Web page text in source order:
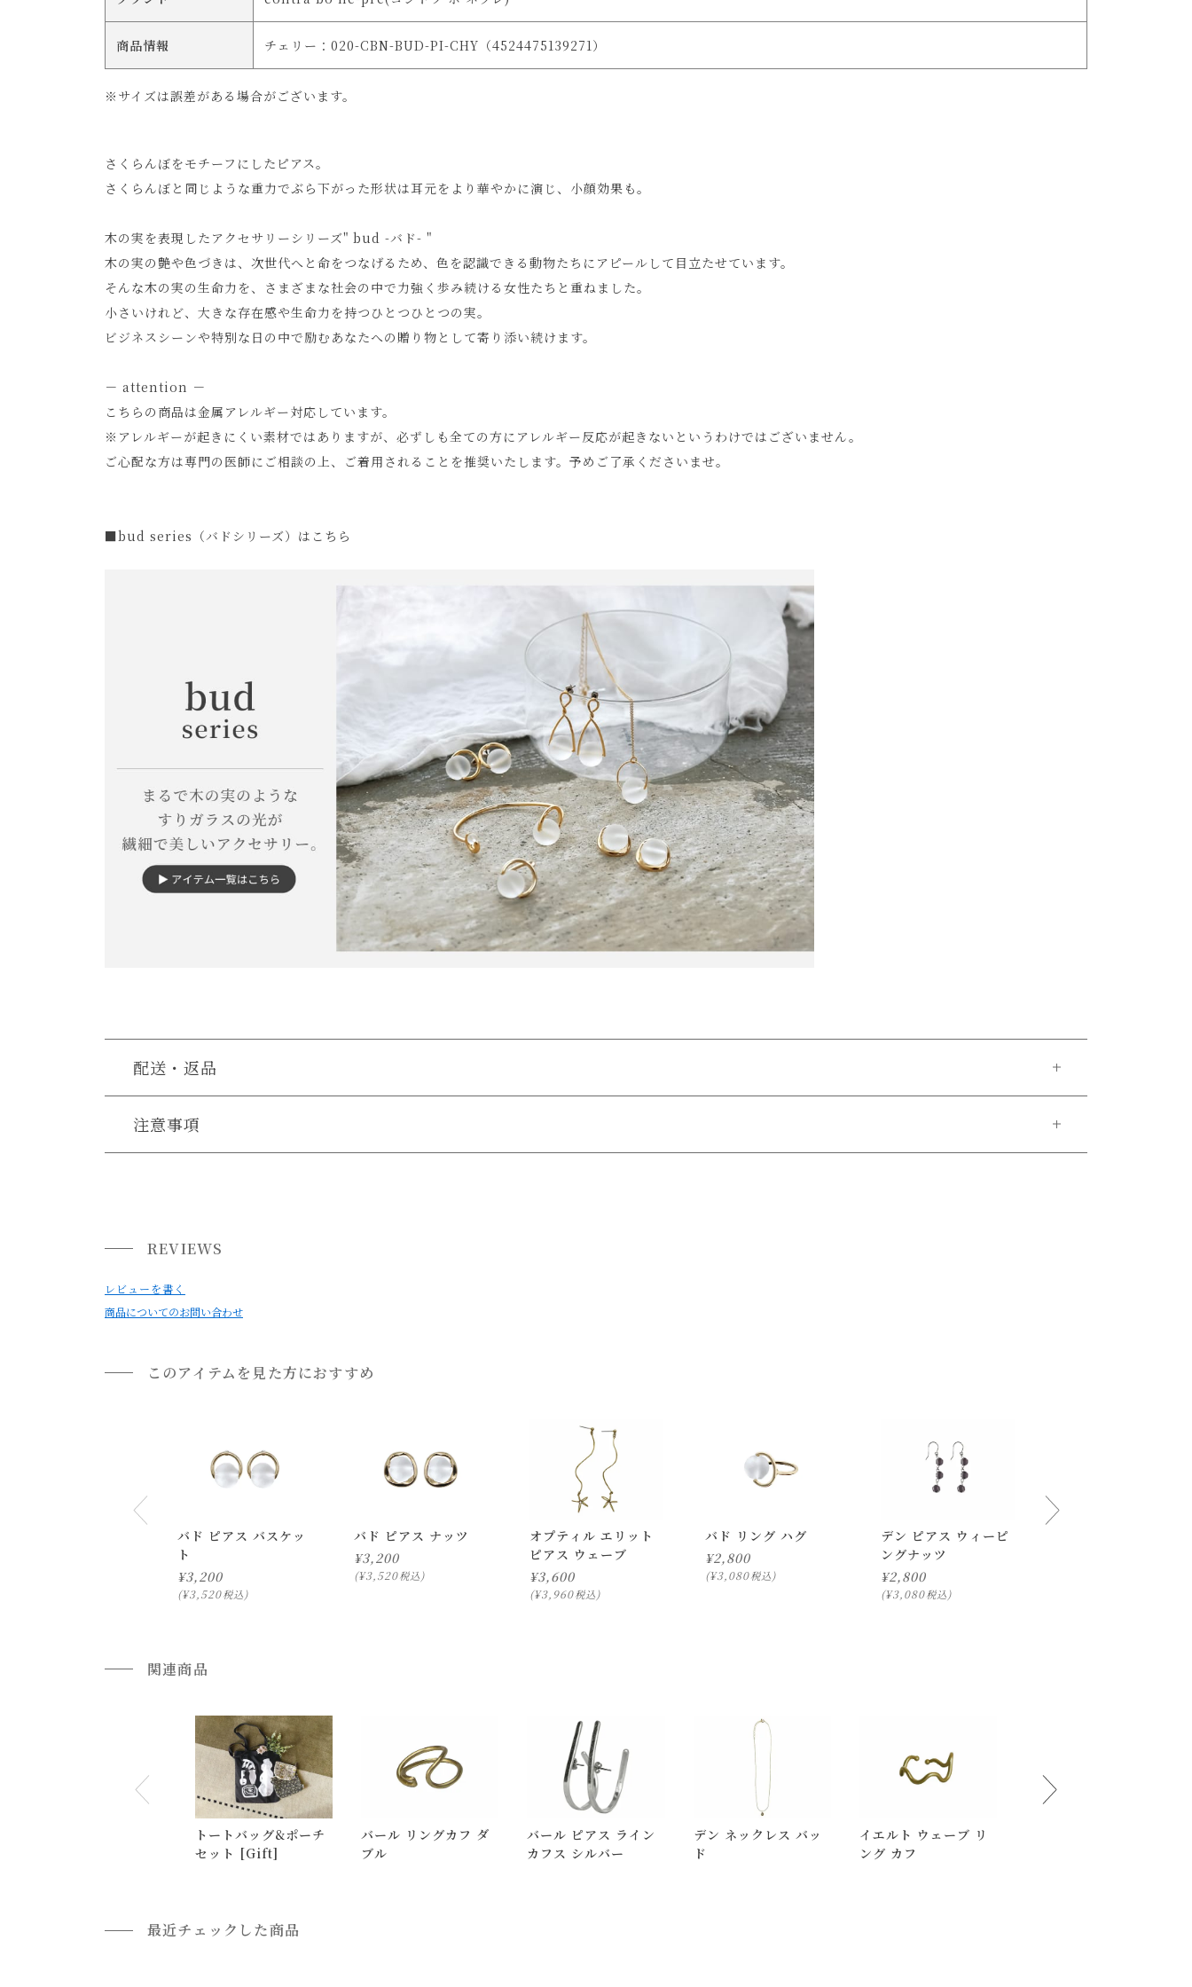
商品情報 チェリー：020-CBN-BUD-PI-CHY（4524475139271）
※サイズは誤差がある場合がございます。
さくらんぼをモチーフにしたピアス。
さくらんぼと同じような重力でぶら下がった形状は耳元をより華やかに演じ、小顔効果も。
木の実を表現したアクセサリーシリーズ" bud -バド- "
木の実の艶や色づきは、次世代へと命をつなげるため、色を認識できる動物たちにアピールして目立たせています。
そんな木の実の生命力を、さまざまな社会の中で力強く歩み続ける女性たちと重ねました。
小さいけれど、大きな存在感や生命力を持つひとつひとつの実。
ビジネスシーンや特別な日の中で励むあなたへの贈り物として寄り添い続けます。
－ attention －
こちらの商品は金属アレルギー対応しています。
※アレルギーが起きにくい素材ではありますが、必ずしも全ての方にアレルギー反応が起きないというわけではございません。
ご心配な方は専門の医師にご相談の上、ご着用されることを推奨いたします。予めご了承くださいませ。
■bud series（バドシリーズ）はこちら
配送・返品
送料について
配送方法に関しては「
小型商品の日時・時間指定について
お届け時間帯(大型以外) は、午前か午後かの２択のみ
となります。
申し訳ございませんが、具体的な時間帯指定をしての出荷はできません。
日曜・祝日は、時間帯指定ができません。
返品・交換について
注意事項
・お使いのPC画面等や光の環境によっては、掲載の画像と実際の商品とで色の見え方が異なることもございます。ご了承ください。
REVIEWS
レビューを書く
商品についてのお問い合わせ
このアイテムを見た方におすすめ
バド ピアス バスケッ
ト
¥3,200
¥3,520税込
バド ピアス ナッツ
¥3,200
¥3,520税込
オプティル エリット
ピアス ウェーブ
¥3,600
¥3,960税込
バド リング ハグ
¥2,800
¥3,080税込
デン ピアス ウィーピ
ングナッツ
¥2,800
¥3,080税込
関連商品
トートバッグ&ポーチ
セット [Gift]
バール リングカフ ダ
ブル
バール ピアス ライン
カフス シルバー
デン ネックレス バッ
ド
イエルト ウェーブ リ
ング カフ
最近チェックした商品